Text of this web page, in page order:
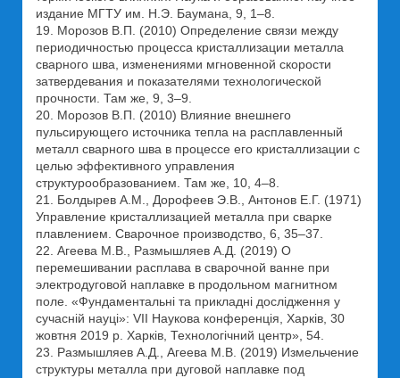
издание МГТУ им. Н.Э. Баумана, 9, 1–8.
19. Морозов В.П. (2010) Определение связи между
периодичностью процесса кристаллизации металла
сварного шва, изменениями мгновенной скорости
затвердевания и показателями технологической
прочности. Там же, 9, 3–9.
20. Морозов В.П. (2010) Влияние внешнего
пульсирующего источника тепла на расплавленный
металл сварного шва в процессе его кристаллизации с
целью эффективного управления
структурообразованием. Там же, 10, 4–8.
21. Болдырев А.М., Дорофеев Э.В., Антонов Е.Г. (1971)
Управление кристаллизацией металла при сварке
плавлением. Сварочное производство, 6, 35–37.
22. Агеева М.В., Размышляев А.Д. (2019) О
перемешивании расплава в сварочной ванне при
электродуговой наплавке в продольном магнитном
поле. «Фундаментальні та прикладні дослідження у
сучасній науці»: VII Наукова конференція, Харків, 30
жовтня 2019 р. Харків, Технологічний центр», 54.
23. Размышляев А.Д., Агеева М.В. (2019) Измельчение
структуры металла при дуговой наплавке под